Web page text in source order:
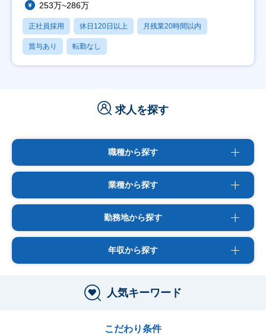
253万~286万
正社員採用 休日120日以上 月残業20時間以内
賞与あり 転勤なし
求人を探す
職種から探す
業種から探す
勤務地から探す
年収から探す
人気キーワード
こだわり条件